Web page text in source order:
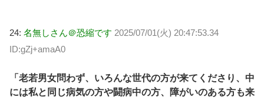
24: 名無しさん＠恐縮です 2025/07/01(火) 20:47:53.34
ID:gZj+amaA0
「老若男女問わず、いろんな世代の方が来てくださり、中
には私と同じ病気の方や闘病中の方、障がいのある方も来